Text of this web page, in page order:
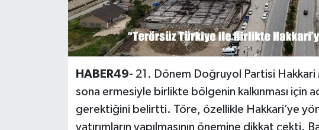
HABER49- 21. Dönem Doğruyol Partisi
sona ermesiyle birlikte bölgenin kalkınması için
gerektiğini belirtti. Töre, özellikle Hakkari’ye
yatırımların yapılmasının önemine dikkat çekti.
Bulanık
Malazgirt